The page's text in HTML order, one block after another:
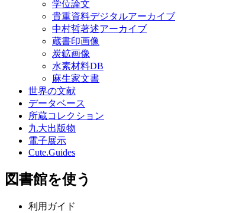
学位論文
貴重資料デジタルアーカイブ
中村哲著述アーカイブ
蔵書印画像
炭鉱画像
水素材料DB
麻生家文書
世界の文献
データベース
所蔵コレクション
九大出版物
電子展示
Cute.Guides
図書館を使う
利用ガイド